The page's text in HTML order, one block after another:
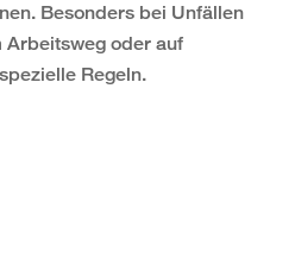
Besonders bei Unfällen
Arbeitsweg oder auf
Regeln.